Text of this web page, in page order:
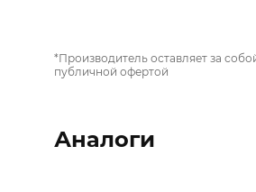
*Производитель оставляет за
публичной офертой
Аналоги